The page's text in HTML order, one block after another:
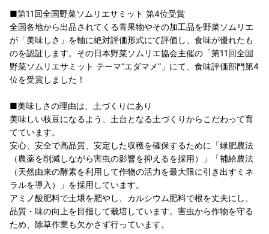
■第11回全国野菜ソムリエサミット 第4位受賞
全国各地から出品されてくる青果物やその加工品を野菜ソムリエ
が「美味しさ」を軸に絶対評価形式にて評価し、食味が優れたも
のを認証します。その日本野菜ソムリエ協会主催の「第11回全国
野菜ソムリエサミット テーマ“エダマメ”」にて、食味評価部門第4
位を受賞しました！
■美味しさの理由は、土づくりにあり
美味しい枝豆になるよう、土台となる土づくりからこだわって育
てています。
安心、安全で高品質、安定した収穫を確保するために「緑肥農法
（農薬を削減しながら害虫の影響を抑えるを採用）」「補給農法
（天然由来の酵素を利用して作物の活力を最大限に引き出すミネ
ラルを導入）」を採用しています。
アミノ酸肥料で土壌を肥やし、カルシウム肥料で根を丈夫にし、
品質・味の向上を目指して栽培しています。害虫から作物を守る
ため、除草作業も欠かさず行っています。